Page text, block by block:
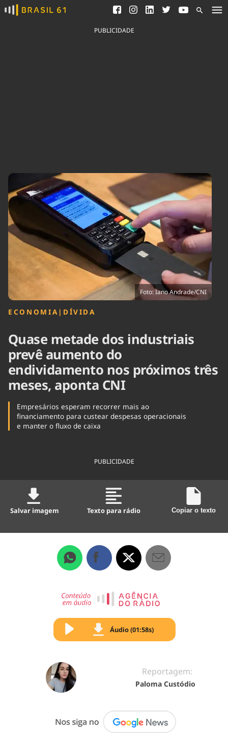
Ver todas as notícias
Saneamento
Indicadores
Agronegócios
Brasil
Brasil Mineral
Ciência &
Tecnologia
Cinema
Comportamento
Cultura
Economia
Educação
Infraestrutura
Internacional
Meio Ambiente
Podcast
Política
Saúde
Tempo
PUBLICIDADE
Foto: Iano Andrade/CNI
ECONOMIA | DÍVIDA
Quase metade dos industriais
prevê aumento do
endividamento nos próximos três
meses, aponta CNI
Empresários esperam recorrer mais ao
financiamento para custear despesas operacionais
e manter o fluxo de caixa
PUBLICIDADE
Salvar imagem Texto para rádio Copiar o texto
Áudio (01:58s)
Reportagem:
Paloma Custódio